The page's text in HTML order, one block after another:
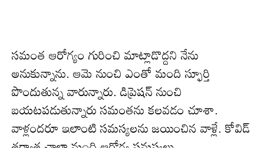
స‌మంత ఆరోగ్యం గురించి మాట్లాడొద్ద‌ని నేను
అనుకున్నాను. ఆమె నుంచి ఎంతో మంది స్ఫూర్తి
పొందుతున్న వారున్నారు. డిప్రెషన్ నుంచి
బయటపడుతున్నారు సమంతను కలవడం చూశా.
వాళ్లందరూ ఇలాంటి సమస్యలను జయించిన వాళ్లే. కోవిడ్